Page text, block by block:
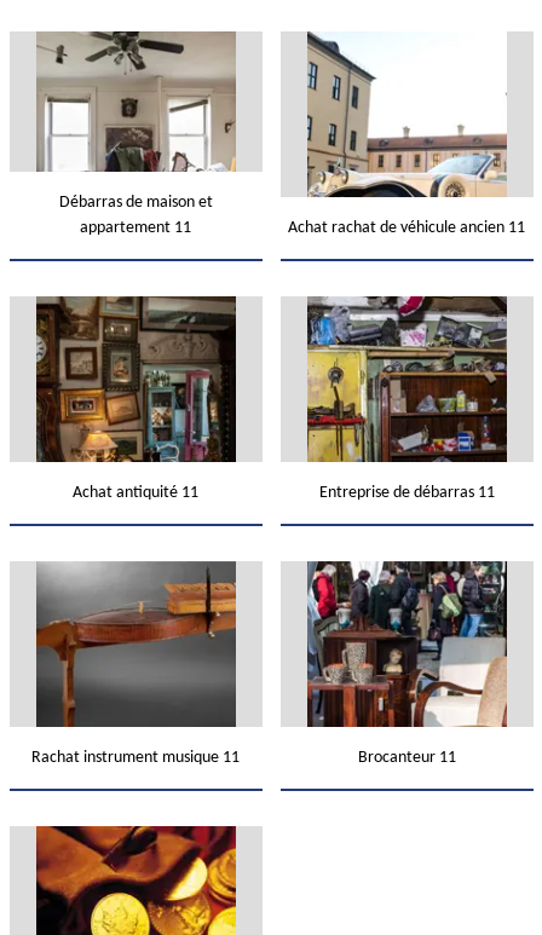
Débarras de maison et
appartement 11
Achat rachat de véhicule ancien 11
Achat antiquité 11 Entreprise de débarras 11
Rachat instrument musique 11 Brocanteur 11